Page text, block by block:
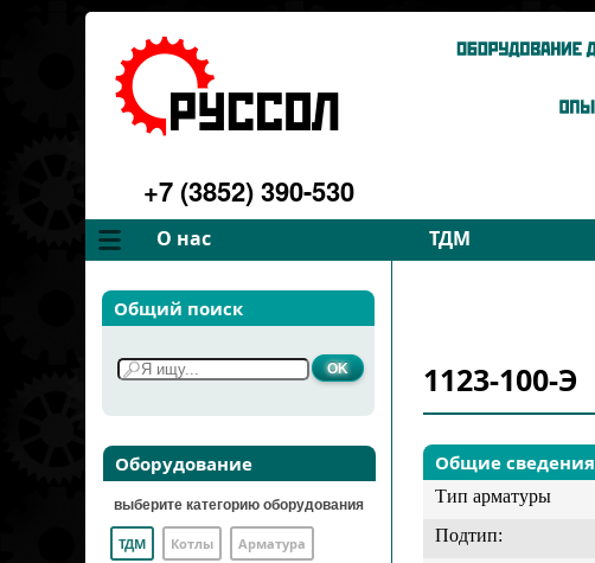
+7 (3852) 390-530
О нас ТДМ
Компания
Философия
Услуги
Галерея
Контакты
Запчасти
Подбор
Общий поиск
Оборудование
выберите категорию оборудования
ТДМ Котлы Арматура
1123-100-Э
Общие сведения
Тип арматуры
Подтип: